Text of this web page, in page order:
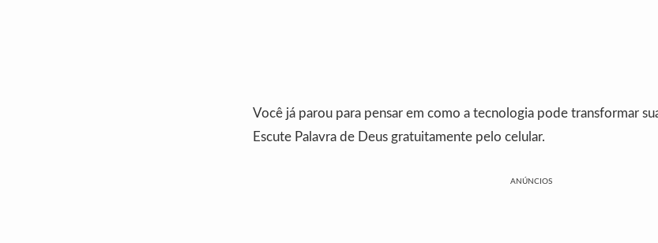
Você já parou para pensar em como a tecnologia pode transformar
Escute Palavra de Deus gratuitamente pelo celular.
ANÚNCIOS